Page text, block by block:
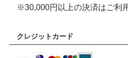
※30,000円以上の決済はご利
クレジットカード